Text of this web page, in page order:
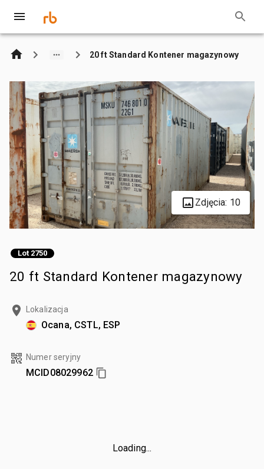
20 ft Standard Kontener magazynowy
Zdjęcia: 10
Lot 2750
20 ft Standard Kontener magazynowy
Lokalizacja
Ocana, CSTL, ESP
Numer seryjny
MCID08029962
Loading...